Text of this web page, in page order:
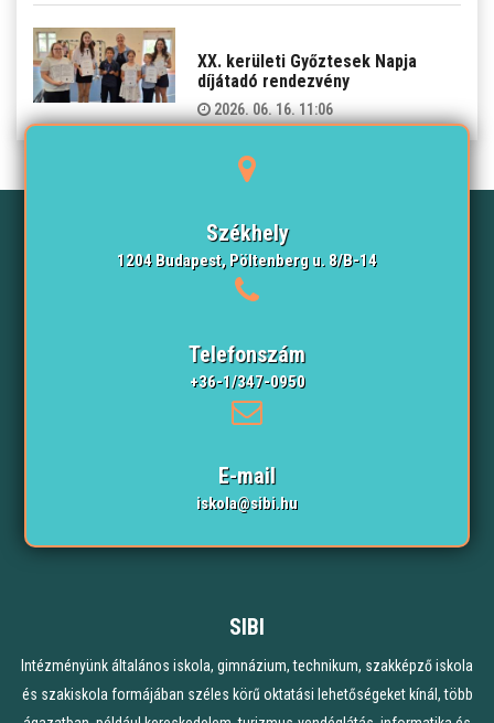
XX. kerületi Győztesek Napja
díjátadó rendezvény
2026. 06. 16. 11:06
Székhely
1204 Budapest, Pöltenberg u. 8/B-14
Telefonszám
+36-1/347-0950
E-mail
iskola@sibi.hu
SIBI
Intézményünk általános iskola, gimnázium, technikum, szakképző iskola
és szakiskola formájában széles körű oktatási lehetőségeket kínál, több